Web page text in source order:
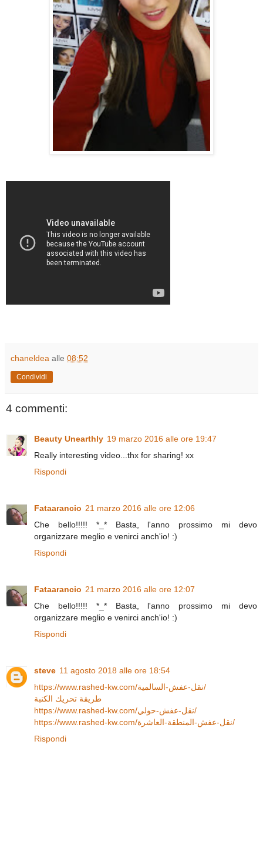
chaneldea alle 08:52
Condividi
4 commenti:
Beauty Unearthly 19 marzo 2016 alle ore 19:47
Really interesting video...thx for sharing! xx
Rispondi
Fataarancio 21 marzo 2016 alle ore 12:06
Che bello!!!!! *_* Basta, l'anno prossimo mi devo
organizzare meglio e venirci anch'io! :)
Rispondi
Fataarancio 21 marzo 2016 alle ore 12:07
Che bello!!!!! *_* Basta, l'anno prossimo mi devo
organizzare meglio e venirci anch'io! :)
Rispondi
steve 11 agosto 2018 alle ore 18:54
https://www.rashed-kw.com/نقل-عفش-السالمية/
طريقة تحريك الكنبة
https://www.rashed-kw.com/نقل-عفش-حولي/
https://www.rashed-kw.com/نقل-عفش-المنطقة-العاشرة/
Rispondi